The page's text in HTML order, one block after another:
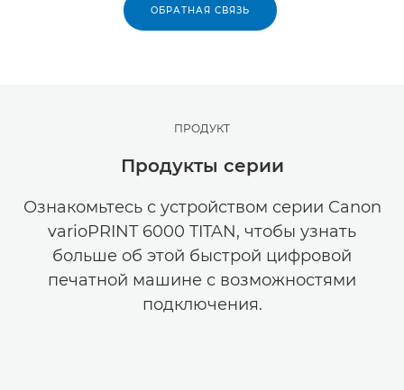
ОБРАТНАЯ СВЯЗЬ
ПРОДУКТ
Продукты серии
Ознакомьтесь с устройством серии Canon
varioPRINT 6000 TITAN, чтобы узнать
больше об этой быстрой цифровой
печатной машине с возможностями
подключения.